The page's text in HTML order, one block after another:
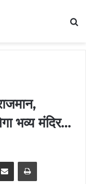
भव्य मंदिर…